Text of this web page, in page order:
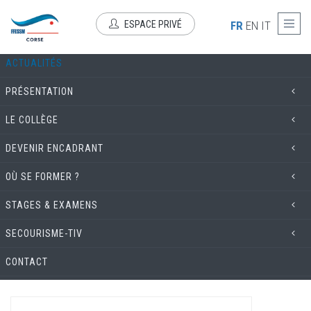
ESPACE PRIVÉ FR EN IT
COMMISSION TECHNIQUE
ACTUALITÉS
PRÉSENTATION
LE COLLÈGE
DEVENIR ENCADRANT
OÙ SE FORMER ?
STAGES & EXAMENS
SECOURISME-TIV
CONTACT